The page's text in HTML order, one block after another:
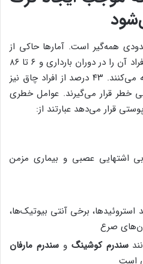
همه‌گیر است. آمارها حاکی از
آن است که ۴۳ تا ۸۸ درصد از افراد آن را در دوران بارداری و ۶ تا ۸۶
درصد در دوران بلوغ آن را تجربه می‌کنند. ۴۳ درصد از افراد چاق نیز
خطر قرار می‌گیرند. عوامل خطری
قرار می‌دهد عبارتند از:
بی اشتهایی عصبی و بیماری مزمن
استروئیدها، برخی آنتی بیوتیک‌ها،
صرع
سندرم کوشینگ وسندرم مارفان